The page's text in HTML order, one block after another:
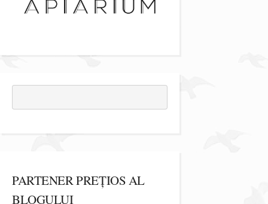
PARTENER PREȚIOS AL
BLOGULUI